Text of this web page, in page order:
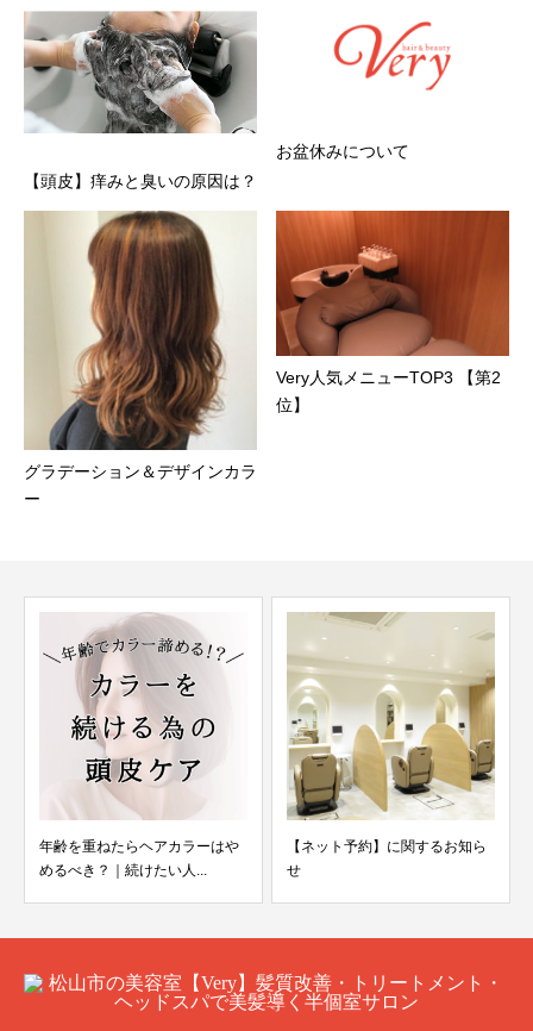
【頭皮】痒みと臭いの原因は？
お盆休みについて
グラデーション＆デザインカラ
ー
Very人気メニューTOP3 【第2
位】
年齢を重ねたらヘアカラーはや
めるべき？｜続けたい人...
【ネット予約】に関するお知ら
せ